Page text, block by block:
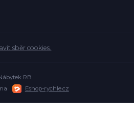
sběr cookies.
RB
Eshop-rychle.cz